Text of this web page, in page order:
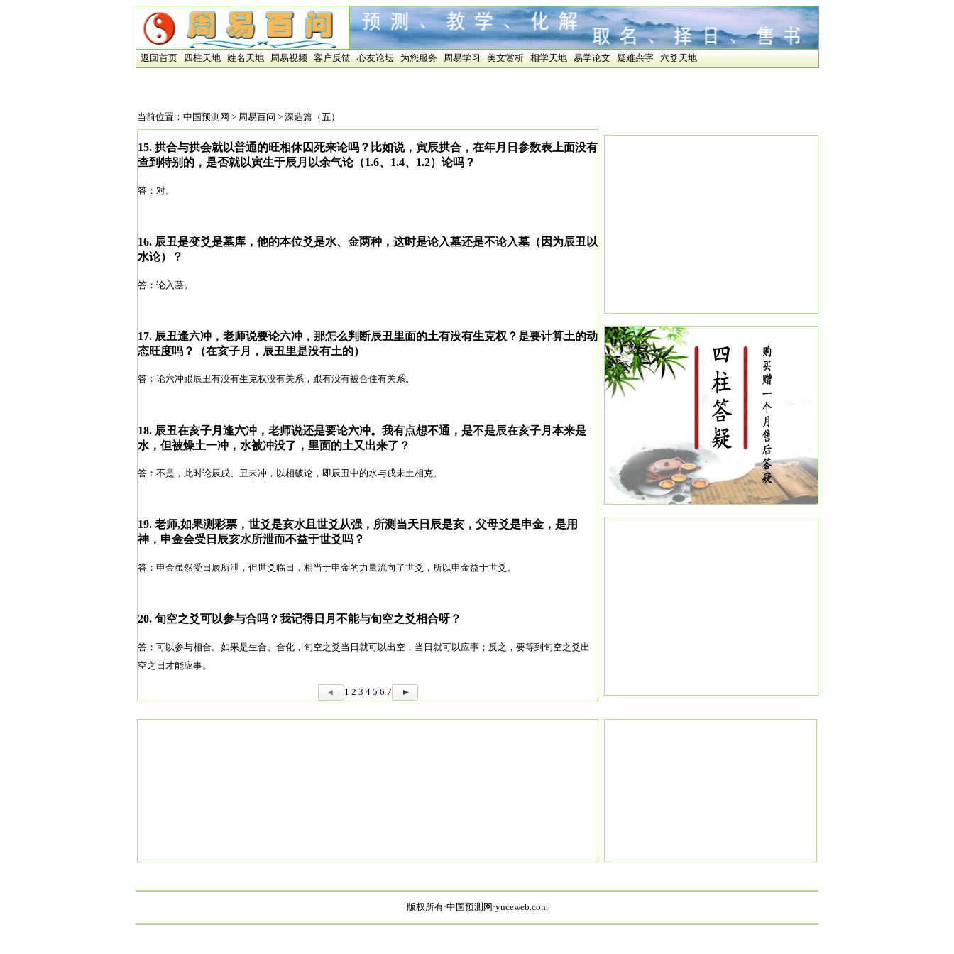
返回首页 四柱天地 姓名天地 周易视频 客户反馈 心友论坛 为您服务 周易学习 美文赏析 相学天地 易学论文 疑难杂字 六爻天地
当前位置： 中国预测网 > 周易百问 > 深造篇（五）
15. 拱合与拱会就以普通的旺相休囚死来论吗？比如说，寅辰拱合，在年月日参数表上面没有
查到特别的，是否就以寅生于辰月以余气论（1.6、1.4、1.2）论吗？
答：对。
16. 辰丑是变爻是墓库，他的本位爻是水、金两种，这时是论入墓还是不论入墓（因为辰丑以
水论）？
答：论入墓。
17. 辰丑逢六冲，老师说要论六冲，那怎么判断辰丑里面的土有没有生克权？是要计算土的动
态旺度吗？（在亥子月，辰丑里是没有土的）
答：论六冲跟辰丑有没有生克权没有关系，跟有没有被合住有关系。
18. 辰丑在亥子月逢六冲，老师说还是要论六冲。我有点想不通，是不是辰在亥子月本来是
水，但被燥土一冲，水被冲没了，里面的土又出来了？
答：不是，此时论辰戌、丑未冲，以相破论，即辰丑中的水与戌未土相克。
19. 老师,如果测彩票，世爻是亥水且世爻从强，所测当天日辰是亥，父母爻是申金，是用
神，申金会受日辰亥水所泄而不益于世爻吗？
答：申金虽然受日辰所泄，但世爻临日，相当于申金的力量流向了世爻，所以申金益于世爻。
20. 旬空之爻可以参与合吗？我记得日月不能与旬空之爻相合呀？
答：可以参与相合。如果是生合、合化，旬空之爻当日就可以出空，当日就可以应事；反之，要等到旬空之爻出
空之日才能应事。
1 2 3 4 5 6 7
版权所有·中国预测网·yuceweb.com